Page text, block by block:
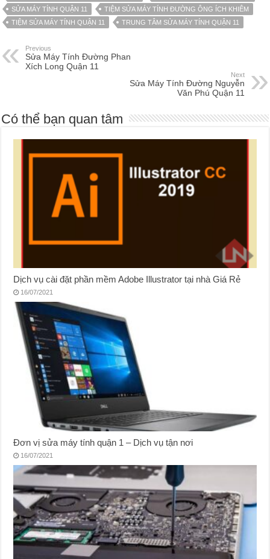
SỬA MÁY TÍNH QUẬN 11
TIỆM SỬA MÁY TÍNH ĐƯỜNG ÔNG ÍCH KHIÊM
TIỆM SỬA MÁY TÍNH QUẬN 11
TRUNG TÂM SỬA MÁY TÍNH QUẬN 11
Previous
Sửa Máy Tính Đường Phan
Xích Long Quận 11
Next
Sửa Máy Tính Đường Nguyễn
Văn Phú Quận 11
Có thể bạn quan tâm
Dịch vụ cài đặt phần mềm Adobe Illustrator tại nhà Giá Rẻ
16/07/2021
Đơn vị sửa máy tính quận 1 – Dịch vụ tận nơi
16/07/2021